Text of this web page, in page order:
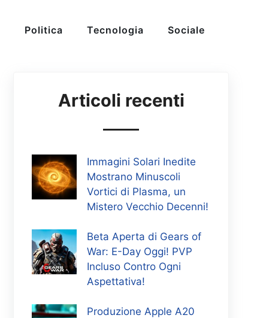
Politica Tecnologia Sociale
Articoli recenti
Immagini Solari Inedite
Mostrano Minuscoli
Vortici di Plasma, un
Mistero Vecchio Decenni!
Beta Aperta di Gears of
War: E-Day Oggi! PVP
Incluso Contro Ogni
Aspettativa!
Produzione Apple A20